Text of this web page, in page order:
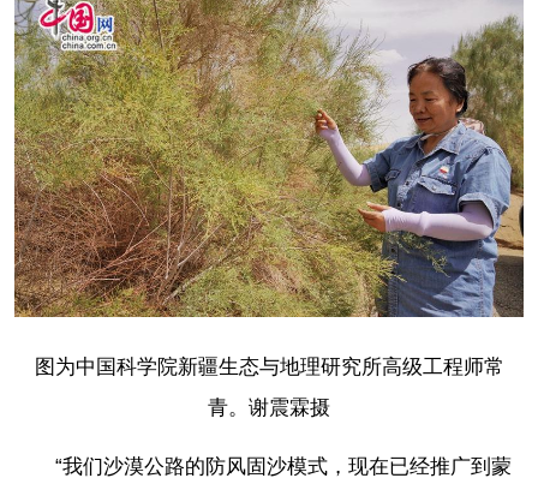
图为中国科学院新疆生态与地理研究所高级工程师常
青。谢震霖摄
“我们沙漠公路的防风固沙模式，现在已经推广到蒙